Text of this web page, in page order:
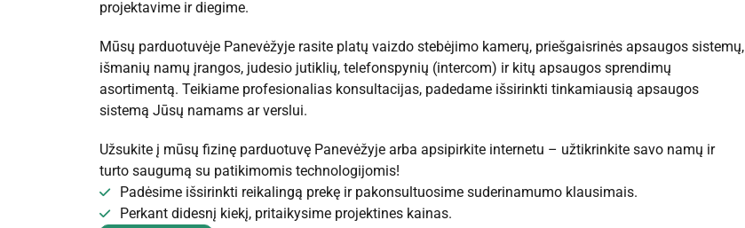
projektavime ir diegime.
Mūsų parduotuvėje Panevėžyje rasite platų vaizdo stebėjimo kamerų, priešgaisrinės apsaugos sistemų,
išmanių namų įrangos, judesio jutiklių, telefonspynių (intercom) ir kitų apsaugos sprendimų
asortimentą. Teikiame profesionalias konsultacijas, padedame išsirinkti tinkamiausią apsaugos
sistemą Jūsų namams ar verslui.
Užsukite į mūsų fizinę parduotuvę Panevėžyje arba apsipirkite internetu – užtikrinkite savo namų ir
turto saugumą su patikimomis technologijomis!
Padėsime išsirinkti reikalingą prekę ir pakonsultuosime suderinamumo klausimais.
Perkant didesnį kiekį, pritaikysime projektines kainas.